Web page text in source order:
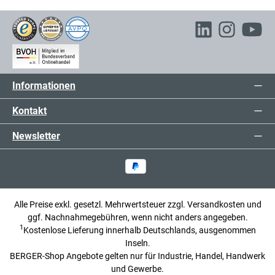
Informationen
Kontakt
Newsletter
Alle Preise exkl. gesetzl. Mehrwertsteuer zzgl. Versandkosten und
ggf. Nachnahmegebühren, wenn nicht anders angegeben.
1 Kostenlose Lieferung innerhalb Deutschlands, ausgenommen
Inseln.
BERGER-Shop Angebote gelten nur für Industrie, Handel, Handwerk
und Gewerbe.